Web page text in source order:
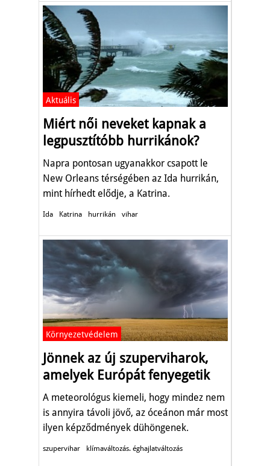
Aktuális
Miért női neveket kapnak a
legpusztítóbb hurrikánok?
Napra pontosan ugyanakkor csapott le
New Orleans térségében az Ida hurrikán,
mint hírhedt elődje, a Katrina.
Ida Katrina hurrikán vihar
Környezetvédelem
Jönnek az új szuperviharok,
amelyek Európát fenyegetik
A meteorológus kiemeli, hogy mindez nem
is annyira távoli jövő, az óceánon már most
ilyen képződmények dühöngenek.
szupervihar klímaváltozás. éghajlatváltozás